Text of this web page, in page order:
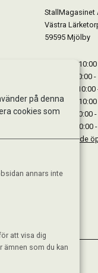
StallMagasinet
Västra
59595 Mjölby
Måndag :
Tisdag : 10:00
Onsdag : 10:00
Torsdag : 10:00
Fredag : 10:00
Lördag : 10:00
Se avvikande
på denna
cookies som
annars inte
att visa dig
ämnen som du kan